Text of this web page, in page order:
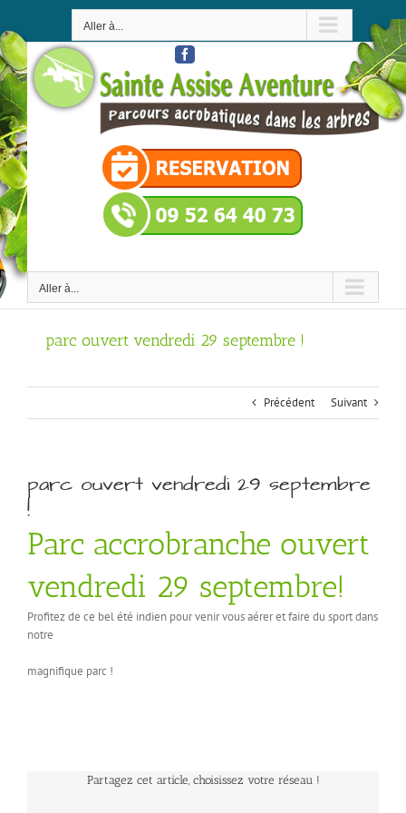
contenu
Aller à...
Facebook
Aller à...
parc ouvert vendredi 29 septembre !
Précédent Suivant
parc ouvert vendredi 29 septembre
!
Parc accrobranche ouvert
vendredi 29 septembre!
Profitez de ce bel été indien pour venir vous aérer et faire du sport dans
notre
magnifique parc !
Partagez cet article, choisissez votre réseau !